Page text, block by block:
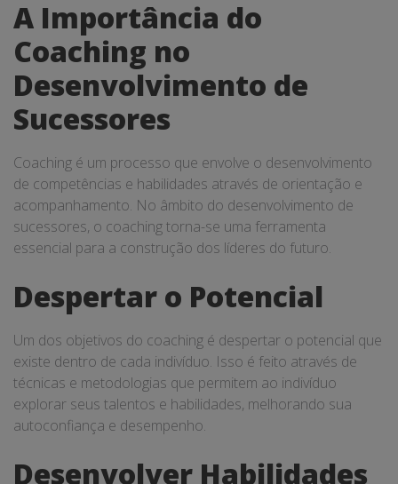
A Importância do
Coaching no
Desenvolvimento de
Sucessores
Coaching é um processo que envolve o desenvolvimento
de competências e habilidades através de orientação e
acompanhamento. No âmbito do desenvolvimento de
sucessores, o coaching torna-se uma ferramenta
essencial para a construção dos líderes do futuro.
Despertar o Potencial
Um dos objetivos do coaching é despertar o potencial que
existe dentro de cada indivíduo. Isso é feito através de
técnicas e metodologias que permitem ao indivíduo
explorar seus talentos e habilidades, melhorando sua
autoconfiança e desempenho.
Desenvolver Habilidades